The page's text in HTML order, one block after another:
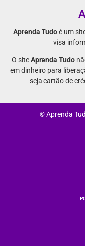
Aprenda Tudoé um
visa
O siteAprenda Tudo
em dinheiro para
seja cartão de
© Aprenda